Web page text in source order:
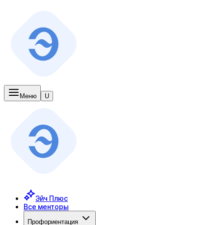
Меню U
Эйч Плюс
Все менторы
Профориентация